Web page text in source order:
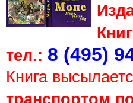
тел.: 8 (495)
Книга
транспортом